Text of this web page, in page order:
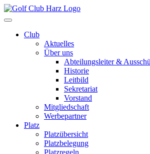
Zum
Inhalt
Club
Aktuelles
Über uns
Abteilungsleiter &
Historie
Leitbild
Sekretariat
Vorstand
Mitgliedschaft
Werbepartner
Platz
Platzübersicht
Platzbelegung
Platzregeln